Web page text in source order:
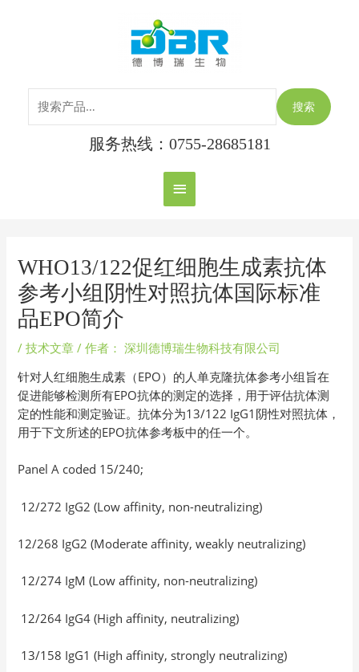
主
菜
单
搜索
服务热线：0755-28685181
WHO13/122促红细胞生成素抗体
参考小组阴性对照抗体国际标准
品EPO简介
/技术文章 / 作者： 深圳德博瑞生物科技有限公司
针对人红细胞生成素（EPO）的人单克隆抗体参考小组旨在
促进能够检测所有EPO抗体的测定的选择，用于评估抗体测
定的性能和测定验证。抗体分为13/122 IgG1阴性对照抗体，
用于下文所述的EPO抗体参考板中的任一个。
Panel A coded 15/240;
12/272 IgG2 (Low affinity, non-neutralizing)
12/268 IgG2 (Moderate affinity, weakly neutralizing)
12/274 IgM (Low affinity, non-neutralizing)
12/264 IgG4 (High affinity, neutralizing)
13/158 IgG1 (High affinity, strongly neutralizing)